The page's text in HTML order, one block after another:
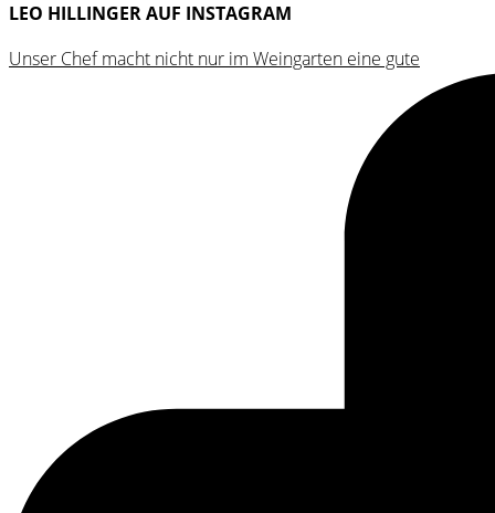
LEO HILLINGER AUF INSTAGRAM
Unser Chef macht nicht nur im Weingarten eine gute